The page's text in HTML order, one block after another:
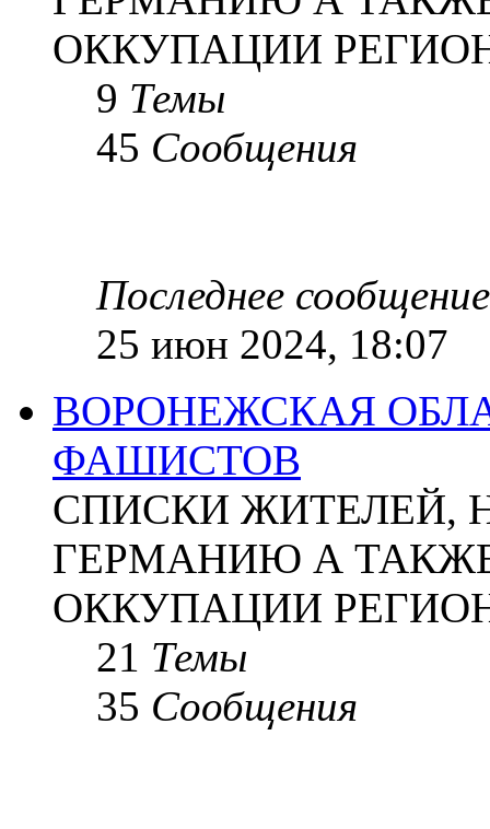
ОККУПАЦИИ
9 Темы
45 Сообщения
Последнее сообщение
25 июн 2024, 18:07
ВОРОНЕЖСКАЯ
ФАШИСТОВ
СПИСКИ ЖИТЕЛЕЙ,
ГЕРМАНИЮ А
ОККУПАЦИИ
21 Темы
35 Сообщения